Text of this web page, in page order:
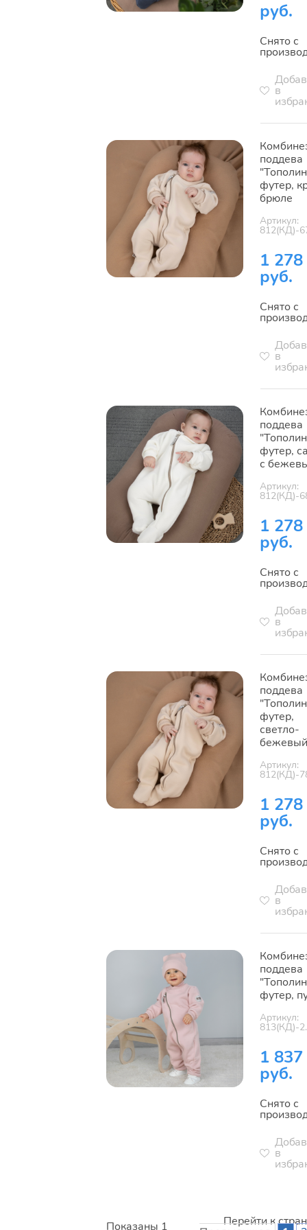
руб.
Снято с
в
поддева
футер,
брюле
Артикул:
812(КД)-
1 278
руб.
Снято с
в
поддева
футер,
с
Артикул:
812(КД)-
1 278
руб.
Снято с
в
поддева
футер,
светло-
бежевый
Артикул:
812(КД)-
1 278
руб.
Снято с
в
поддева
футер,
Артикул:
813(КД)-
1 837
руб.
Снято с
в
Показаны 1 Перейти к